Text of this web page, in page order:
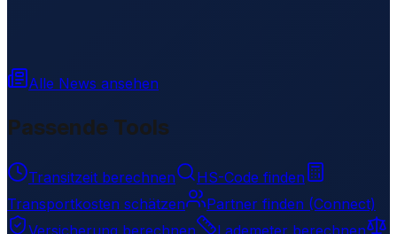
Alle News ansehen
Passende Tools
Transitzeit berechnen
HS-Code finden
Transportkosten schätzen
Partner finden (Connect)
Versicherung berechnen
Lademeter berechnen